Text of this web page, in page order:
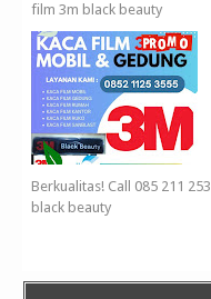
film 3m black beauty
Berkualitas! Call 085 211
black beauty